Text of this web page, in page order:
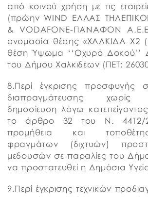
από κοινού χρήση με τις
(πρώην WIND ΕΛΛΑΣ
& VODAFONE-ΠΑΝΑΦΟΝ
ονομασία θέσης «ΧΑΛΚΙΔΑ X2
θέση Ύψωμα ‘‘Οχυρό Δοκού’’
του Δήμου Χαλκιδέων (ΠΕΤ:
8.Περί έγκρισης προσφυγής
διαπραγμάτευσης χωρίς
δημοσίευση λόγω
το άρθρο 32 του Ν. 4412/
προμήθεια και
φραγμάτων (διχτυών)
μεδουσών σε παραλίες του
να προστατευθεί η Δημόσια
9.Περί έγκρισης τεχνικών